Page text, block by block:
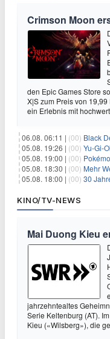
Crimson Moon
den Epic Games Store
X|S zum Preis von
ein Erlebnis mit
06.08. 06:11 | (00) Black
05.08. 19:26 | (00)
05.08. 19:00 | (00) Pokémon
05.08. 18:30 | (00) Mehr
05.08. 18:00 | (00) 30 Jahre
KINO/TV-NEWS
Mai Duong Kieu
jahrzehntealtes
Serie Keltenburg (AT).
Kieu («Wilsberg»), die